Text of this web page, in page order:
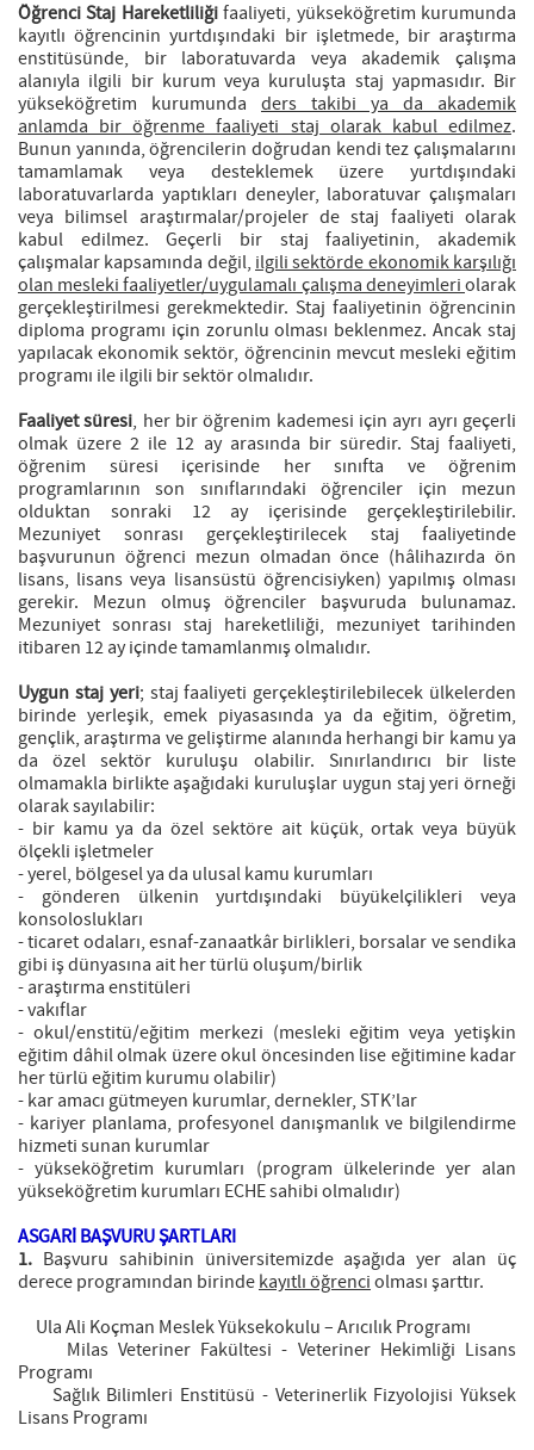
Öğrenci Staj Hareketliliğifaaliyeti, yükseköğretim kurumunda
kayıtlı öğrencinin yurtdışındaki bir işletmede, bir araştırma
enstitüsünde, bir laboratuvarda veya akademik çalışma
alanıyla ilgili bir kurum veya kuruluşta staj yapmasıdır. Bir
yükseköğretim kurumunda ders takibi ya da akademik
anlamda bir öğrenme faaliyeti staj olarak kabul edilmez.
Bunun yanında, öğrencilerin doğrudan kendi tez çalışmalarını
tamamlamak veya desteklemek üzere yurtdışındaki
laboratuvarlarda yaptıkları deneyler, laboratuvar çalışmaları
veya bilimsel araştırmalar/projeler de staj faaliyeti olarak
kabul edilmez. Geçerli bir staj faaliyetinin, akademik
çalışmalar kapsamında değil, ilgili sektörde ekonomik karşılığı
olan mesleki faaliyetler/uygulamalı çalışma deneyimleriolarak
gerçekleştirilmesi gerekmektedir. Staj faaliyetinin öğrencinin
diploma programı için zorunlu olması beklenmez. Ancak staj
yapılacak ekonomik sektör, öğrencinin mevcut mesleki eğitim
programı ile ilgili bir sektör olmalıdır.
Faaliyet süresi, her bir öğrenim kademesi için ayrı ayrı geçerli
olmak üzere 2 ile 12 ay arasında bir süredir. Staj faaliyeti,
öğrenim süresi içerisinde her sınıfta ve öğrenim
programlarının son sınıflarındaki öğrenciler için mezun
olduktan sonraki 12 ay içerisinde gerçekleştirilebilir.
Mezuniyet sonrası gerçekleştirilecek staj faaliyetinde
başvurunun öğrenci mezun olmadan önce (hâlihazırda ön
lisans, lisans veya lisansüstü öğrencisiyken) yapılmış olması
gerekir. Mezun olmuş öğrenciler başvuruda bulunamaz.
Mezuniyet sonrası staj hareketliliği, mezuniyet tarihinden
itibaren 12 ay içinde tamamlanmış olmalıdır.
Uygun staj yeri; staj faaliyeti gerçekleştirilebilecek ülkelerden
birinde yerleşik, emek piyasasında ya da eğitim, öğretim,
gençlik, araştırma ve geliştirme alanında herhangi bir kamu ya
da özel sektör kuruluşu olabilir. Sınırlandırıcı bir liste
olmamakla birlikte aşağıdaki kuruluşlar uygun staj yeri örneği
olarak sayılabilir:
- bir kamu ya da özel sektöre ait küçük, ortak veya büyük
ölçekli işletmeler
- yerel, bölgesel ya da ulusal kamu kurumları
- gönderen ülkenin yurtdışındaki büyükelçilikleri veya
konsoloslukları
- ticaret odaları, esnaf-zanaatkâr birlikleri, borsalar ve sendika
gibi iş dünyasına ait her türlü oluşum/birlik
- araştırma enstitüleri
- vakıflar
- okul/enstitü/eğitim merkezi (mesleki eğitim veya yetişkin
eğitim dâhil olmak üzere okul öncesinden lise eğitimine kadar
her türlü eğitim kurumu olabilir)
- kar amacı gütmeyen kurumlar, dernekler, STK’lar
- kariyer planlama, profesyonel danışmanlık ve bilgilendirme
hizmeti sunan kurumlar
- yükseköğretim kurumları (program ülkelerinde yer alan
yükseköğretim kurumları ECHE sahibi olmalıdır)
ASGARİ BAŞVURU ŞARTLARI
1. Başvuru sahibinin üniversitemizde aşağıda yer alan üç
derece programından birindekayıtlı öğrenciolması şarttır.
Ula Ali Koçman Meslek Yüksekokulu – Arıcılık Programı
Milas Veteriner Fakültesi - Veteriner Hekimliği Lisans
Programı
Sağlık Bilimleri Enstitüsü - Veterinerlik Fizyolojisi Yüksek
Lisans Programı